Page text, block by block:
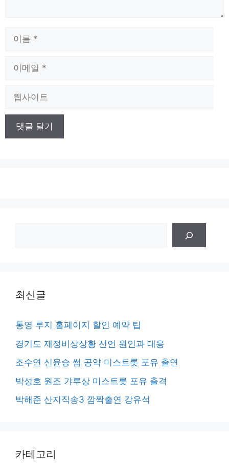
최신글
통영 루지 홈페이지 할인 예약 팁
경기도 재정비상상황 선언 원인과 대응
조수연 신윤승 썸 공약 미스트롯 포유 출연
박성호 원조 갸루상 미스트롯 포유 출격
박해준 산지직송3 깜짝출연 강유석
카테고리